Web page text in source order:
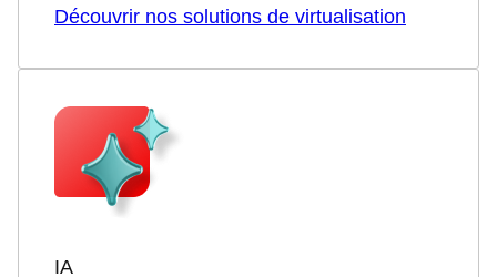
Découvrir nos solutions de virtualisation
IA